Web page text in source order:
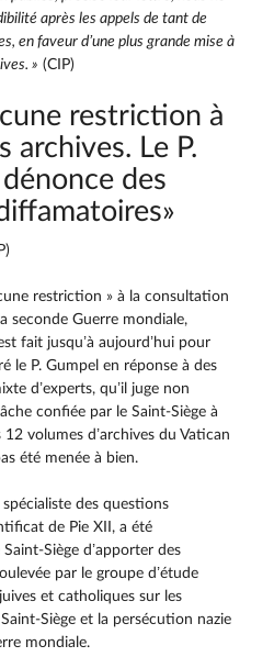
après les appels de tant de
en faveur d’une plus grande mise à
» (CIP)
restriction à
archives. Le P.
des
restriction » à la consultation
seconde Guerre mondiale,
fait jusqu’à aujourd’hui pour
le P. Gumpel en réponse à des
d’experts, qu’il juge non
confiée par le Saint-Siège à
volumes d’archives du Vatican
été menée à bien.
spécialiste des questions
de Pie XII, a été
Siège d’apporter des
par le groupe d’étude
et catholiques sur les
Siège et la persécution nazie
mondiale.